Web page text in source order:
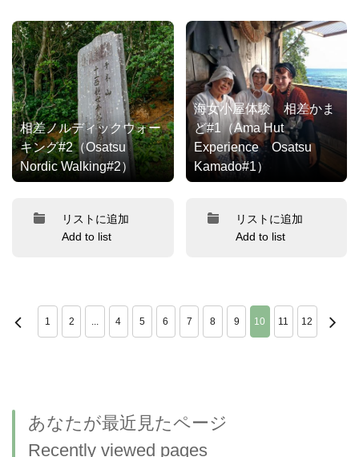
相差ノルディックウォー
キング#2（Osatsu
Nordic Walking#2）
リストに追加
Add to list
海女小屋体験 相差かま
ど#1（Ama Hut
Experience Osatsu
Kamado#1）
リストに追加
Add to list
1 2 ... 4 5 6 7 8 9 10 11 12
あなたが最近見たページ
Recently viewed pages